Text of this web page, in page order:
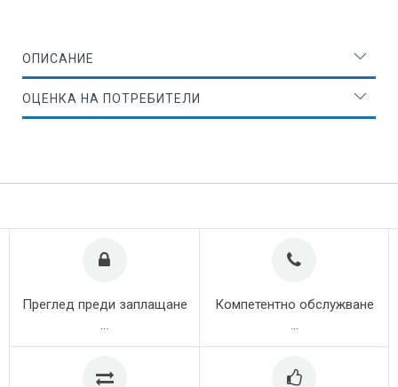
ОПИСАНИЕ
ОЦЕНКА НА ПОТРЕБИТЕЛИ
Преглед преди заплащане Компетентно обслужване